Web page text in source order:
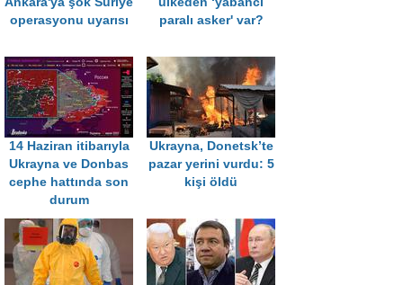
operasyonu uyarısı
paralı asker' var?
14 Haziran itibarıyla
Ukrayna ve Donbas
cephe hattında son
durum
Ukrayna, Donetsk’te
pazar yerini vurdu: 5
kişi öldü